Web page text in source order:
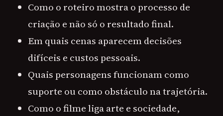
Como o roteiro mostra o processo de
criação e não só o resultado final.
Em quais cenas aparecem decisões
difíceis e custos pessoais.
Quais personagens funcionam como
suporte ou como obstáculo na trajetória.
Como o filme liga arte e sociedade,